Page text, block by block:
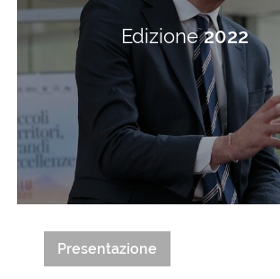
Edizione2022
Presentazione